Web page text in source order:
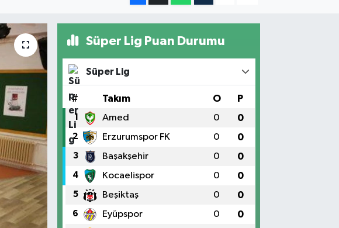
Süper Lig Puan Durumu
Süper Lig
# Takım O P
1 Amed 0 0
2 Erzurumspor FK 0 0
3 Başakşehir 0 0
4 Kocaelispor 0 0
5 Beşiktaş 0 0
6 Eyüpspor 0 0